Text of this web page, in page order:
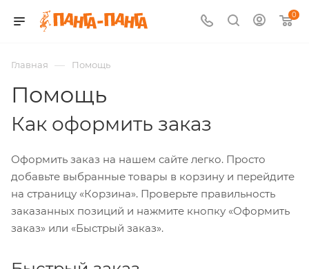
0
Главная — Помощь
Помощь
Как оформить заказ
Оформить заказ на нашем сайте легко. Просто
добавьте выбранные товары в корзину и перейдите
на страницу «Корзина». Проверьте правильность
заказанных позиций и нажмите кнопку «Оформить
заказ» или «Быстрый заказ».